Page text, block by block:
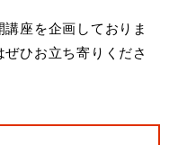
座を企画しておりま
ひお立ち寄りくださ